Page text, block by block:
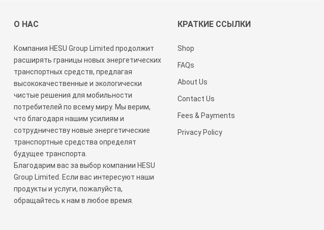
О НАС
Компания HESU Group Limited продолжит
расширять границы новых энергетических
транспортных средств, предлагая
высококачественные и экологически
чистые решения для мобильности
потребителей по всему миру. Мы верим,
что благодаря нашим усилиям и
сотрудничеству новые энергетические
транспортные средства определят
будущее транспорта.
Благодарим вас за выбор компании HESU
Group Limited. Если вас интересуют наши
продукты и услуги, пожалуйста,
обращайтесь к нам в любое время.
КРАТКИЕ ССЫЛКИ
Shop
FAQs
About Us
Contact Us
Fees & Payments
Privacy Policy